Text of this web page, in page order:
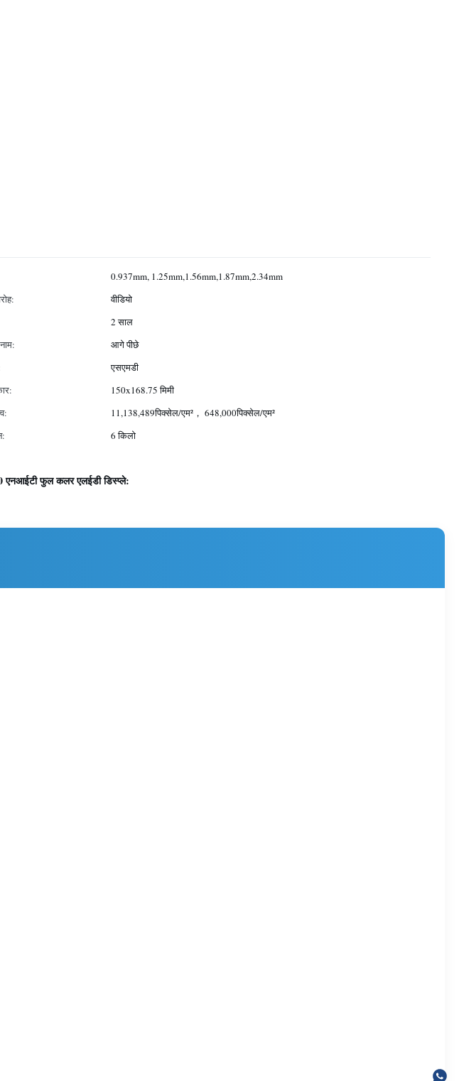
0.937mm, 1.25mm,1.56mm,1.87mm,2.34mm
वीडियो
2 साल
आगे पीछे
एसएमडी
150x168.75 मिमी
11,138,489पिक्सेल/एम²， 648,000पिक्सेल/एम²
6 किलो
एनआईटी फुल कलर एलईडी डिस्प्ले: